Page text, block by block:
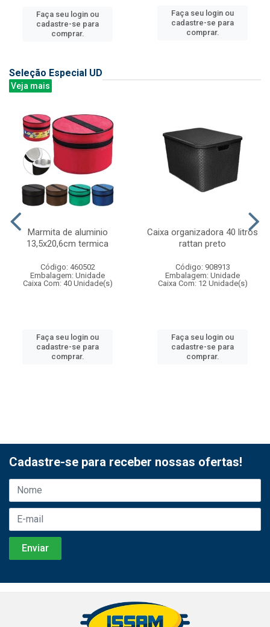
Faça seu login ou
cadastre-se para
comprar.
Faça seu login ou
cadastre-se para
comprar.
Seleção Especial UD
Veja mais
Marmita de aluminio
13,5x20,6cm termica
Código: 460502
Embalagem: Unidade
Caixa Com: 40 Unidade(s)
Faça seu login ou
cadastre-se para
comprar.
Caixa organizadora 40 litros
rattan preto
Código: 908913
Embalagem: Unidade
Caixa Com: 12 Unidade(s)
Faça seu login ou
cadastre-se para
comprar.
Cadastre-se para receber nossas ofertas!